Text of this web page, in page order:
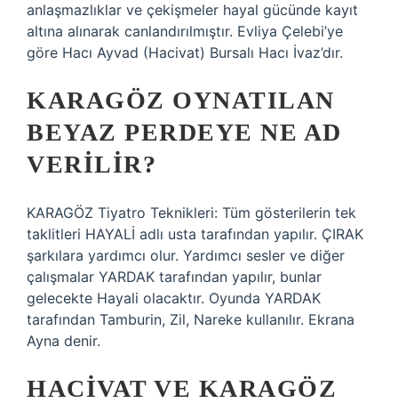
anlaşmazlıklar ve çekişmeler hayal gücünde kayıt
altına alınarak canlandırılmıştır. Evliya Çelebi’ye
göre Hacı Ayvad (Hacivat) Bursalı Hacı İvaz’dır.
KARAGÖZ OYNATILAN
BEYAZ PERDEYE NE AD
VERILIR?
KARAGÖZ Tiyatro Teknikleri: Tüm gösterilerin tek
taklitleri HAYALİ adlı usta tarafından yapılır. ÇIRAK
şarkılara yardımcı olur. Yardımcı sesler ve diğer
çalışmalar YARDAK tarafından yapılır, bunlar
gelecekte Hayali olacaktır. Oyunda YARDAK
tarafından Tamburin, Zil, Nareke kullanılır. Ekrana
Ayna denir.
HACIVAT VE KARAGÖZ